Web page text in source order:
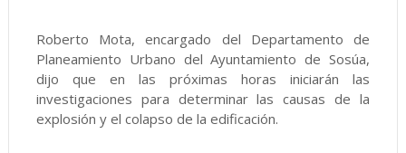
Roberto Mota, encargado del Departamento de
Planeamiento Urbano del Ayuntamiento de Sosúa,
dijo que en las próximas horas iniciarán las
investigaciones para determinar las causas de la
explosión y el colapso de la edificación.